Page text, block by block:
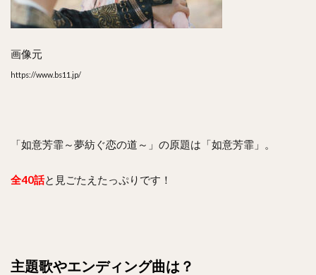
画像元
https://www.bs11.jp/
「如意芳霏～夢紡ぐ恋の道～」の原題は「如意芳霏」。
全40話と見ごたえたっぷりです！
主題歌やエンディング曲は？